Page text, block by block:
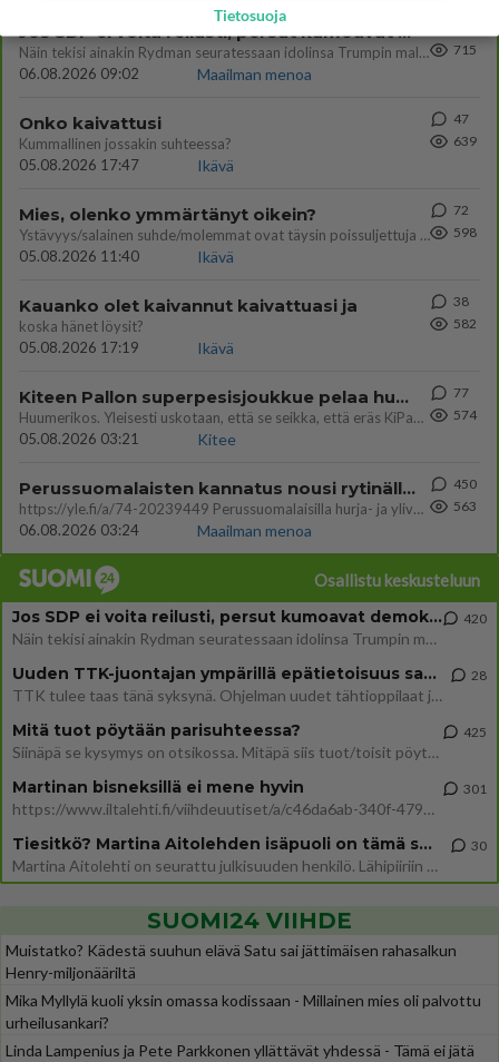
Jos SDP ei voita reilusti, persut kumoavat demokratian Suomesta
Näin tekisi ainakin Rydman seuratessaan idolinsa Trumpin mallia https://www.is.fi/politiikka/art-2000012187244.html
06.08.2026 09:02
Maailman menoa
715
Onko kaivattusi
Kummallinen jossakin suhteessa?
05.08.2026 17:47
Ikävä
47
639
Mies, olenko ymmärtänyt oikein?
Ystävyys/salainen suhde/molemmat ovat täysin poissuljettuja asioita? Nainen
05.08.2026 11:40
Ikävä
72
598
Kauanko olet kaivannut kaivattuasi ja
koska hänet löysit?
05.08.2026 17:19
Ikävä
38
582
Kiteen Pallon superpesisjoukkue pelaa huumeiden vaikutuksen alaisena
Huumerikos. Yleisesti uskotaan, että se seikka, että eräs KiPan pelaaja kärähtää huumeista, on vain jäävuoren huippu. M
05.08.2026 03:21
Kitee
77
574
Perussuomalaisten kannatus nousi rytinällä Ylen tänään julkaisemassa tuoreimmassa gallup-kyselyssä.
https://yle.fi/a/74-20239449 Perussuomalaisilla hurja- ja ylivoimaisesti suurin nousu tässä uudessa Ylen gallupissa. Kyl
06.08.2026 03:24
Maailman menoa
450
563
Osallistu keskusteluun
Jos SDP ei voita reilusti, persut kumoavat demokratian Suomesta
Näin tekisi ainakin Rydman seuratessaan idolinsa Trumpin mallia https://www.is.fi/politiikka/art-2000012187244.html
420
Uuden TTK-juontajan ympärillä epätietoisuus sakenee - Nyt MTV hämmentää soppaa
TTK tulee taas tänä syksynä. Ohjelman uudet tähtioppilaat julkistetaan torstaina 6. elokuuta klo 14 alkavassa lehdistö
28
Mitä tuot pöytään parisuhteessa?
Siinäpä se kysymys on otsikossa. Mitäpä siis tuot/toisit pöytään parisuhteessa? Oletko mies vai nainen? Koetko sen mitä
425
Martinan bisneksillä ei mene hyvin
https://www.iltalehti.fi/viihdeuutiset/a/c46da6ab-340f-4790-aaa7-0865eed2336 Yrityksen konkurssihakemus on tullut kärä
301
Tiesitkö? Martina Aitolehden isäpuoli on tämä suosittu laulaja
Martina Aitolehti on seurattu julkisuuden henkilö. Lähipiiriin mahtuu muitakin tunnettuja henkilöitä. Tiesitkö, että Ma
30
SUOMI24 VIIHDE
Muistatko? Kädestä suuhun elävä Satu sai jättimäisen rahasalkun
Henry-miljonääriltä
Mika Myllylä kuoli yksin omassa kodissaan - Millainen mies oli palvottu
urheilusankari?
Linda Lampenius ja Pete Parkkonen yllättävät yhdessä - Tämä ei jätä
Tietosuoja